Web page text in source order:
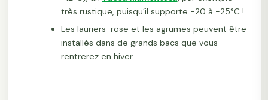
très rustique, puisqu’il supporte -20 à -25°C !
Les lauriers-rose et les agrumes peuvent être
installés dans de grands bacs que vous
rentrerez en hiver.